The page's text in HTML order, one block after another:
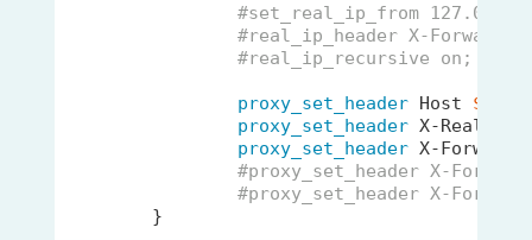
#set_real_ip_from
#real_ip_header X-
#real_ip_recursive on;
proxy_set_header Host $host
proxy_set_header X-Real-IP
proxy_set_header X-
#proxy_set_header X-
#proxy_set_header X-
        }